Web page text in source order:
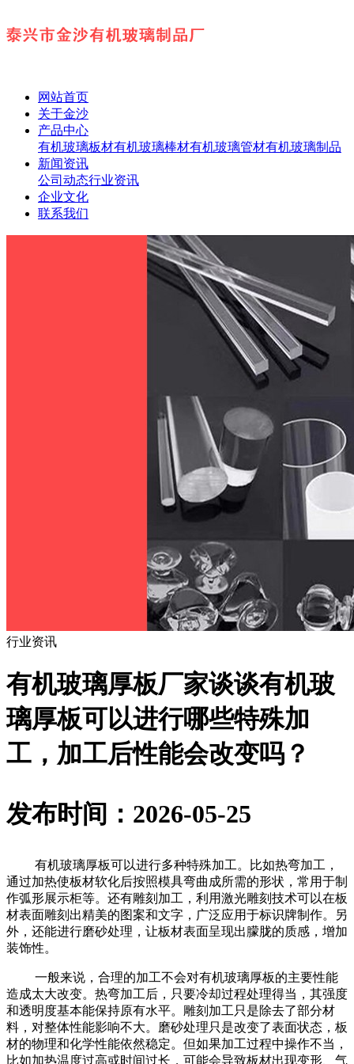
网站首页
关于金沙
产品中心
有机玻璃板材有机玻璃棒材有机玻璃管材有机玻璃制品
新闻资讯
公司动态行业资讯
企业文化
联系我们
行业资讯
有机玻璃厚板厂家谈谈有机玻
璃厚板可以进行哪些特殊加
工，加工后性能会改变吗？
发布时间：2026-05-25
有机玻璃厚板可以进行多种特殊加工。比如热弯加工，
通过加热使板材软化后按照模具弯曲成所需的形状，常用于制
作弧形展示柜等。还有雕刻加工，利用激光雕刻技术可以在板
材表面雕刻出精美的图案和文字，广泛应用于标识牌制作。另
外，还能进行磨砂处理，让板材表面呈现出朦胧的质感，增加
装饰性。
一般来说，合理的加工不会对有机玻璃厚板的主要性能
造成太大改变。热弯加工后，只要冷却过程处理得当，其强度
和透明度基本能保持原有水平。雕刻加工只是除去了部分材
料，对整体性能影响不大。磨砂处理只是改变了表面状态，板
材的物理和化学性能依然稳定。但如果加工过程中操作不当，
比如加热温度过高或时间过长，可能会导致板材出现变形、气